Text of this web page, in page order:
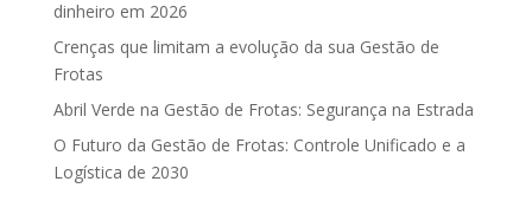
dinheiro em 2026
Crenças que limitam a evolução da sua Gestão de
Frotas
Abril Verde na Gestão de Frotas: Segurança na Estrada
O Futuro da Gestão de Frotas: Controle Unificado e a
Logística de 2030